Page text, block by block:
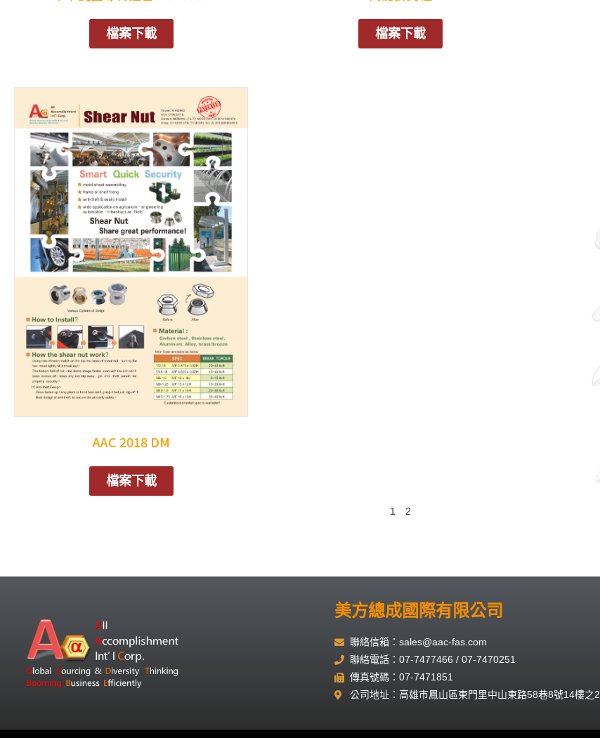
檔案下載 檔案下載
AAC 2018 DM
檔案下載
1 2
美方總成國際有限公司
聯絡信箱：sales@aac-fas.com
聯絡電話：07-7477466 / 07-7470251
傳真號碼：07-7471851
公司地址：高雄市鳳山區東門里中山東路58巷8號14樓之2